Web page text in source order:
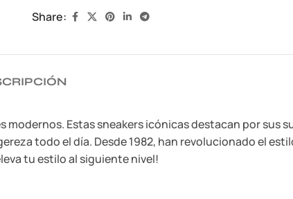
Share:
modernos. Estas sneakers icónicas destacan por sus
todo el día. Desde 1982, han revolucionado el
tu estilo al siguiente nivel!